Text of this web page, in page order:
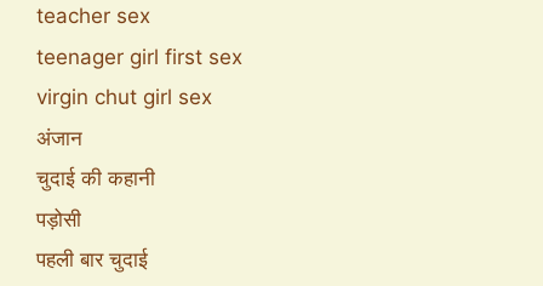
teacher sex
teenager girl first sex
virgin chut girl sex
अंजान
चुदाई की कहानी
पड़ोसी
पहली बार चुदाई